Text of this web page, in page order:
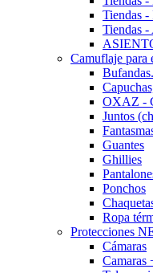
Tiendas
Tiendas
Camuflaje para
OXAZ -
Juntos
Guantes
Ghillies
Ponchos
Ropa
Protecciones
Cámaras
Camaras